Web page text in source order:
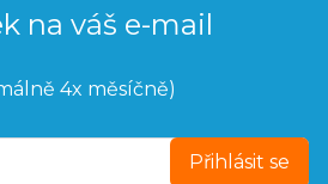
na váš e-mail
4x měsíčně)
Přihlásit se